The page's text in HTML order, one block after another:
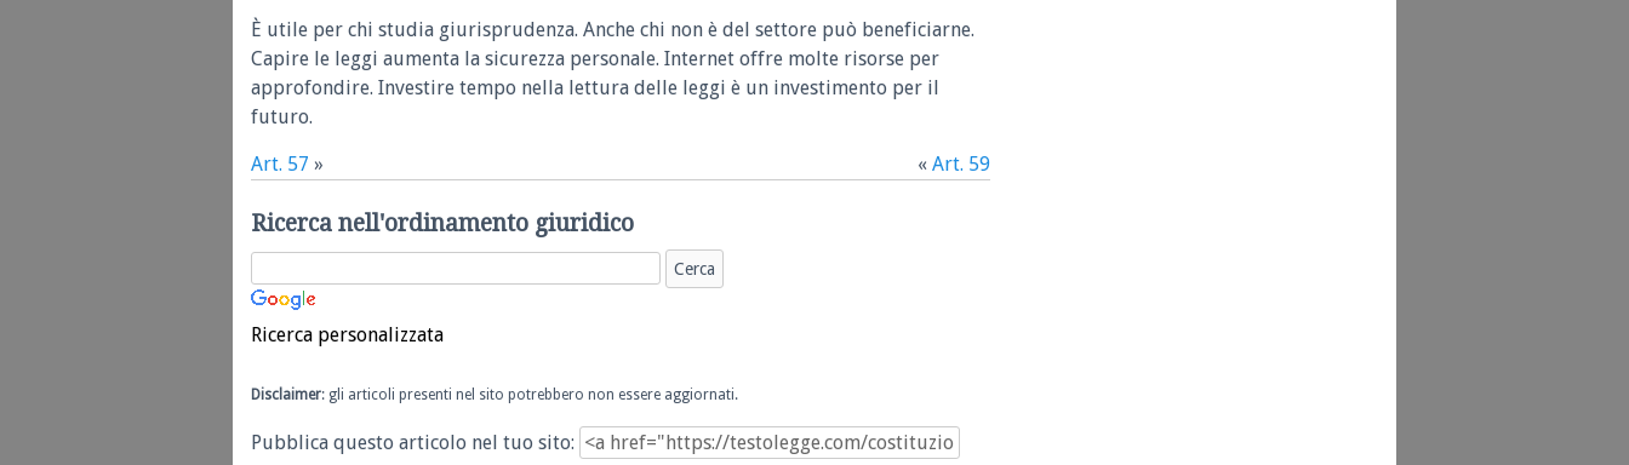
È utile per chi studia giurisprudenza. Anche chi non è del settore può beneficiarne.
Capire le leggi aumenta la sicurezza personale. Internet offre molte risorse per
approfondire. Investire tempo nella lettura delle leggi è un investimento per il
futuro.
Art. 57 » « Art. 59
Ricerca nell'ordinamento giuridico
Ricerca personalizzata
Disclaimer: gli articoli presenti nel sito potrebbero non essere aggiornati.
Pubblica questo articolo nel tuo sito: